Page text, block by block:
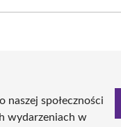
naszej społeczności
wydarzeniach w